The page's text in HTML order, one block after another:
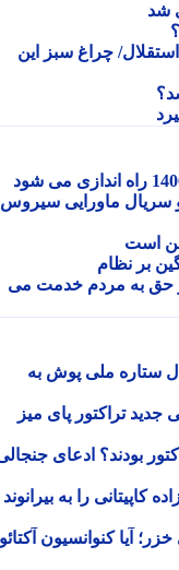
چراغ سبز این
ماورایی سیروس
نظام
به مردم خدمت می
ملی پوش به
تراکتور پای میز
بودند؟ ادعای جنجالی
را به بیرانوند
کنوانسیون آکتائو